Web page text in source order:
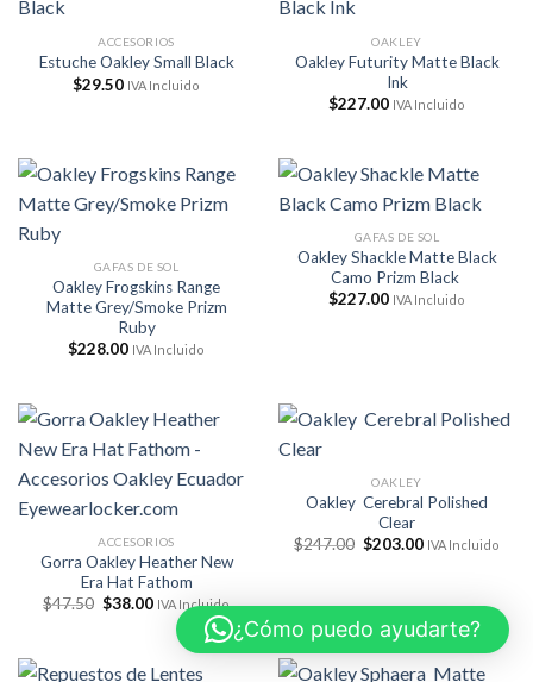
ACCESORIOS
Estuche Oakley Small Black
$29.50 IVA Incluido
OAKLEY
Oakley Futurity Matte Black
Ink
$227.00 IVA Incluido
GAFAS DE SOL
Oakley Frogskins Range
Matte Grey/Smoke Prizm
Ruby
$228.00 IVA Incluido
GAFAS DE SOL
Oakley Shackle Matte Black
Camo Prizm Black
$227.00 IVA Incluido
ACCESORIOS
Gorra Oakley Heather New
Era Hat Fathom
$47.50 El
$47.50.
$38.00El
precio
actual
$38.00.
IVA Incluido
OAKLEY
Oakley Cerebral Polished
Clear
$247.00 El
$247.00.
$203.00El
$203.00.
IVA Incluido
¿Cómo puedo ayudarte?